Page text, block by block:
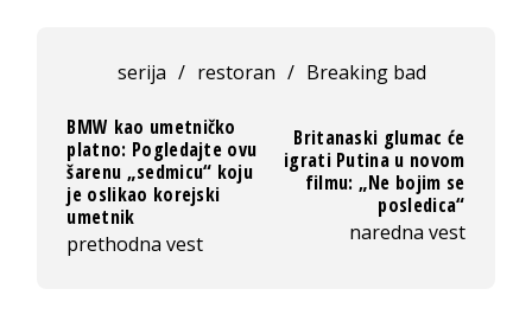
serija / restoran / Breaking bad
BMW kao umetničko
platno: Pogledajte ovu
šarenu „sedmicu“ koju
je oslikao korejski
umetnik
prethodna vest
Britanaski glumac će
igrati Putina u novom
filmu: „Ne bojim se
posledica“
naredna vest